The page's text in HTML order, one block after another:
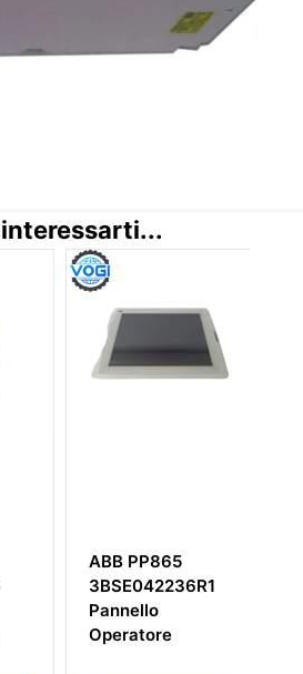
ABB PP865
3BSE042236R1
Pannello
Operatore